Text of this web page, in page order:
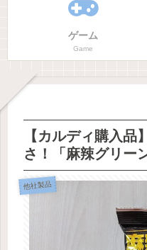
ゲーム
Game
【カルディ購入品
さ！「麻辣グリー
他社製品